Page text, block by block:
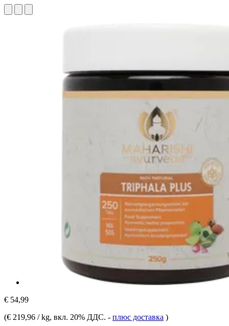
€ 54,99
(€ 219,96 / kg, вкл. 20% ДДС. - плюс доставка )